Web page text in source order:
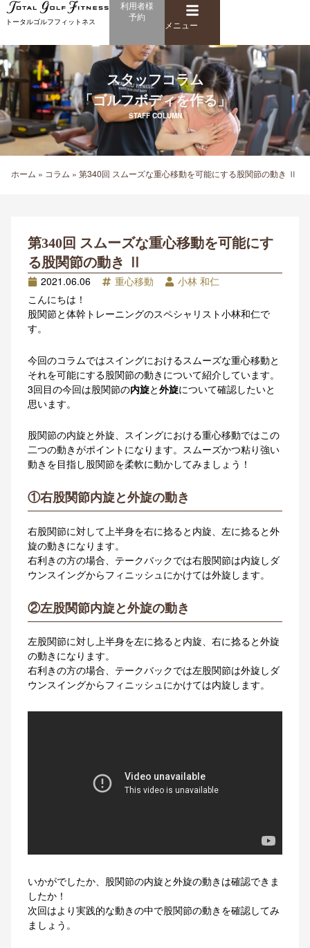
容
ス
キ
ッ
プ
トータルゴルフフィットネス
メ
ニ
ュ
ー
メニュー
利用者様
予約
スタッフコラム
「ゴルフボディを作る」
STAFF COLUMN
ホーム » コラム » 第340回 スムーズな重心移動を可能にする股関節の動き Ⅱ
第340回 スムーズな重心移動を可能にす
る股関節の動き Ⅱ
2021.06.06 重心移動
小林 和仁
こんにちは！
股関節と体幹トレーニングのスペシャリスト小林和仁で
す。
今回のコラムではスイングにおけるスムーズな重心移動と
それを可能にする股関節の動きについて紹介しています。
3回目の今回は股関節の内旋と外旋について確認したいと
思います。
股関節の内旋と外旋、スイングにおける重心移動ではこの
二つの動きがポイントになります。スムーズかつ粘り強い
動きを目指し股関節を柔軟に動かしてみましょう！
①右股関節内旋と外旋の動き
右股関節に対して上半身を右に捻ると内旋、左に捻ると外
旋の動きになります。
右利きの方の場合、テークバックでは右股関節は内旋しダ
ウンスイングからフィニッシュにかけては外旋します。
②左股関節内旋と外旋の動き
左股関節に対し上半身を左に捻ると内旋、右に捻ると外旋
の動きになります。
右利きの方の場合、テークバックでは左股関節は外旋しダ
ウンスイングからフィニッシュにかけては内旋します。
いかがでしたか、股関節の内旋と外旋の動きは確認できま
したか！
次回はより実践的な動きの中で股関節の動きを確認してみ
ましょう。